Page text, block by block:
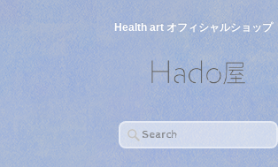
Health art オフィシャルショップ